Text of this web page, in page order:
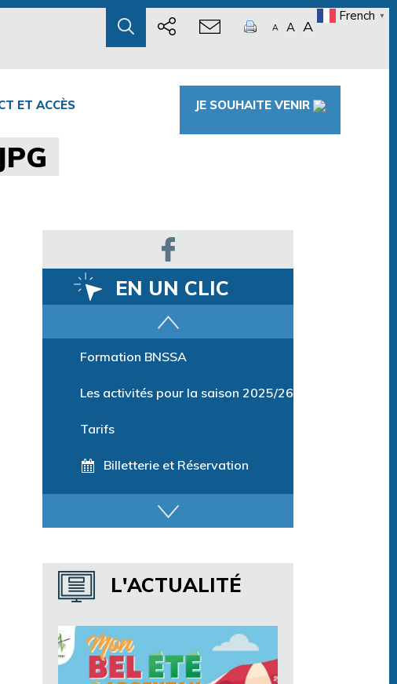
A A A
French ▼
ET ACCÈS JE SOUHAITE VENIR
EN UN CLIC
Tarifs
Billetterie et Réservation
Horaires espace détente
Horaires centre aquatique
L'ACTUALITÉ